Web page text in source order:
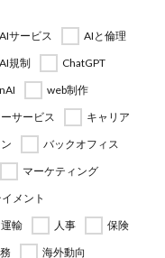
AIサービス
AIと倫理
AI規制
ChatGPT
web制作
サービス
キャリア
バックオフィス
マーケティング
メント
輸 人事
保険
海外動向